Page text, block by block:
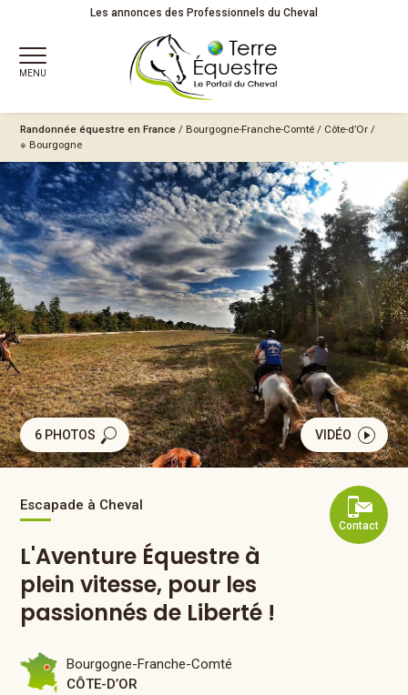
Les annonces des Professionnels du Cheval
MENU
Randonnée équestre en France / Bourgogne-Franche-Comté / Côte-d’Or /
※ Bourgogne
6 PHOTOS VIDÉO
Contact
Escapade à Cheval
L'Aventure Équestre à
plein vitesse, pour les
passionnés de Liberté !
Bourgogne-Franche-Comté
CÔTE-D’OR